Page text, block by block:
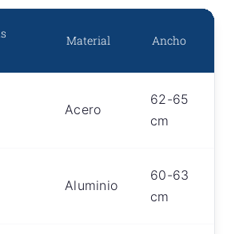
Material Ancho
Acero
62-65
cm
Aluminio
60-63
cm